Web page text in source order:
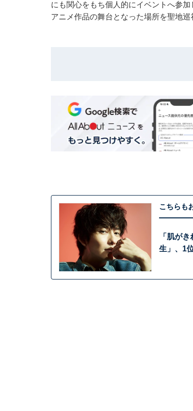
にも関心をもち個人的にイベントへ参
アニメ作品の舞台となった場所を聖地巡
こちらも
「肌が
生」、1